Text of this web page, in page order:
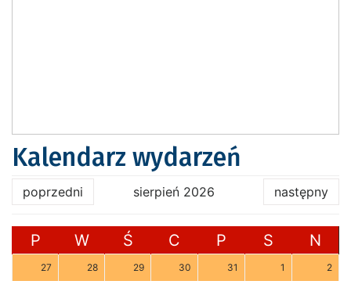
Kalendarz wydarzeń
poprzedni sierpień 2026 następny
P W Ś C P S N
27 28 29 30 31 1 2